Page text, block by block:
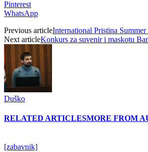
Pinterest
WhatsApp
Previous articleInternational Pristina
Next articleKonkurs za suvenir i maskotu
Duško
RELATED ARTICLESMORE FROM
[zabavnik]